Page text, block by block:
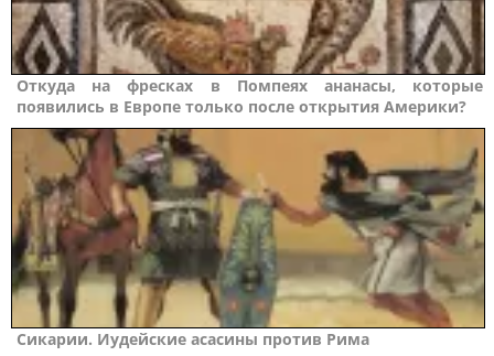
Откуда на фресках в Помпеях ананасы, которые
появились в Европе только после открытия Америки?
Сикарии. Иудейские асасины против Рима